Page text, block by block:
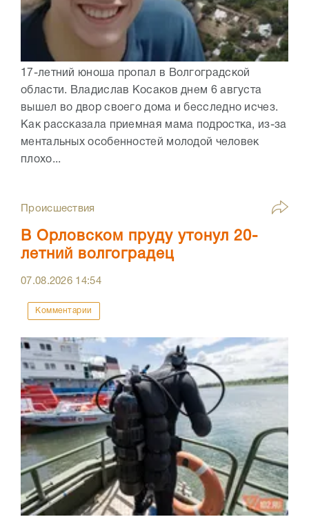
17-летний юноша пропал в Волгоградской
области. Владислав Косаков днем 6 августа
вышел во двор своего дома и бесследно исчез.
Как рассказала приемная мама подростка, из-за
ментальных особенностей молодой человек
плохо...
Происшествия
В Орловском пруду утонул 20-
летний волгоградец
07.08.2026 14:54
Комментарии